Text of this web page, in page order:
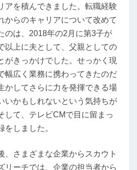
アを積んできました。転職経験
からのキャリアについて改めて
のは、2018年の2月に第3子が
以上に夫として、父親としての
がきっかけでした。せっかく現
幅広く業務に携わってきたのだ
かしてさらに力を発揮できる場
いかもしれないという気持ちが
して、テレビCMで目に留まっ
をしました。
、さまざまな企業からスカウト
リーチでは、企業の担当者から